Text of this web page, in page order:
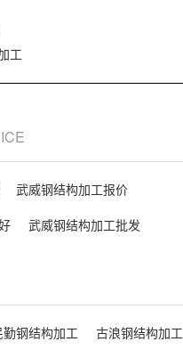
工
武威钢结构加工报价
武威钢结构加工批发
勤钢结构加工
古浪钢结构加工